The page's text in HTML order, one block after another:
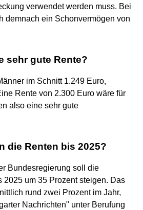
verwendet werden muss. Bei
demnach ein Schonvermögen von
sehr gute Rente?
im Schnitt 1.249 Euro,
Rente von 2.300 Euro wäre für
also eine sehr gute
die Renten bis 2025?
Bundesregierung soll die
2025 um 35 Prozent steigen. Das
rund zwei Prozent im Jahr,
Nachrichten" unter Berufung